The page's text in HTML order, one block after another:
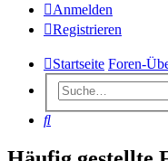
Anmelden
Registrieren
Startseite Foren-
Suche